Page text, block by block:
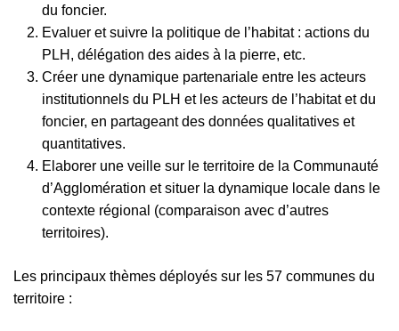
du foncier.
Evaluer et suivre la politique de l’habitat : actions du
PLH, délégation des aides à la pierre, etc.
Créer une dynamique partenariale entre les acteurs
institutionnels du PLH et les acteurs de l’habitat et du
foncier, en partageant des données qualitatives et
quantitatives.
Elaborer une veille sur le territoire de la Communauté
d’Agglomération et situer la dynamique locale dans le
contexte régional (comparaison avec d’autres
territoires).
Les principaux thèmes déployés sur les 57 communes du
territoire :